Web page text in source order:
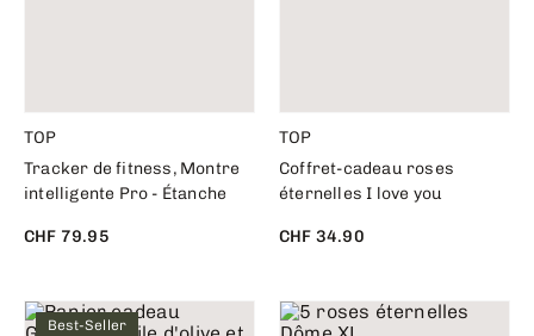
TOP
Tracker de fitness, Montre
intelligente Pro - Étanche
CHF 79.95
TOP
Coffret-cadeau roses
éternelles I love you
CHF 34.90
Best-Seller